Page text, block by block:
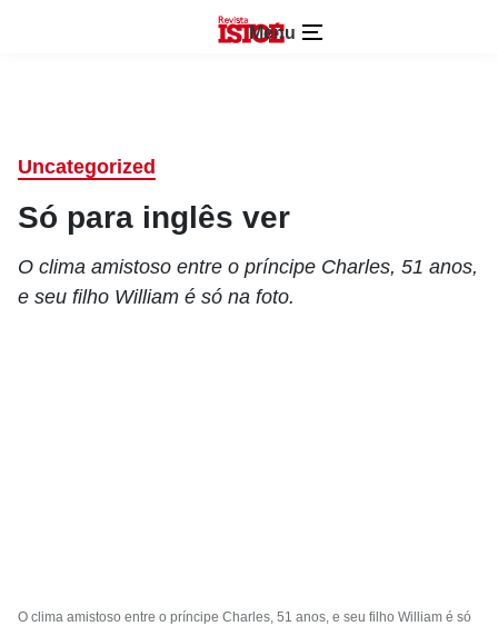
Menu
Uncategorized
Só para inglês ver
O clima amistoso entre o príncipe Charles, 51 anos,
e seu filho William é só na foto.
O clima amistoso entre o príncipe Charles, 51 anos, e seu filho William é só